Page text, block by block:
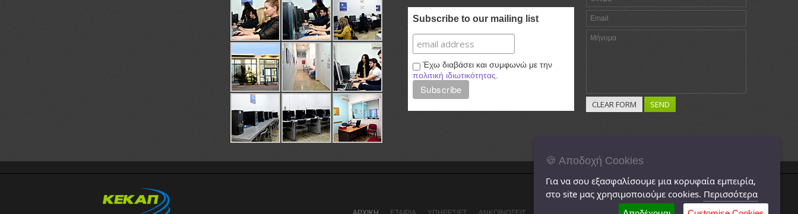
Subscribe to our mailing list
Έχω διαβάσει και συμφωνώ με την
πολιτική ιδιωτικότητας
🍪 Αποδοχή Cookies
Για να σου εξασφαλίσουμε μια κορυφαία εμπειρία,
στο site μας χρησιμοποιούμε cookies. Περισσότερα